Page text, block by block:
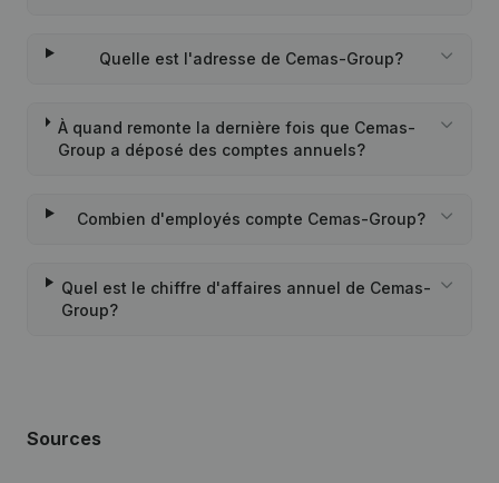
Quelle est l'adresse de Cemas-Group?
À quand remonte la dernière fois que Cemas-
Group a déposé des comptes annuels?
Combien d'employés compte Cemas-Group?
Quel est le chiffre d'affaires annuel de Cemas-
Group?
Sources